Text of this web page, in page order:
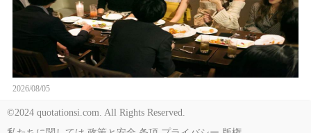
2026/08/05
©2024 quotationsi.com. All Rights Reserved.